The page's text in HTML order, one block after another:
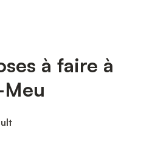
à faire à